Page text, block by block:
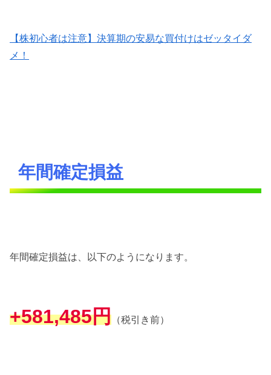
【株初心者は注意】決算期の安易な買付けはゼッタイダ
メ！
年間確定損益
年間確定損益は、以下のようになります。
+581,485円 （税引き前）